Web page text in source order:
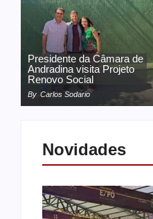
Presidente da Câmara de
Andradina visita Projeto
Renovo Social
By Carlos Sodario
Novidades